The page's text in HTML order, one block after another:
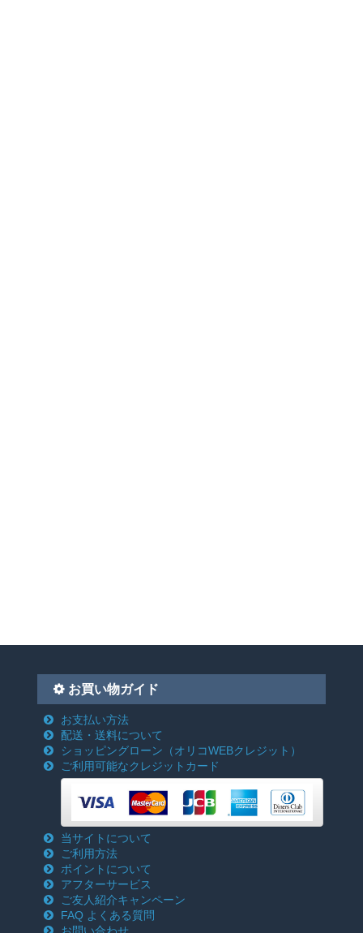
お買い物ガイド
お支払い方法
配送・送料について
ショッピングローン （オリコWEBクレジット）
ご利用可能なクレジットカード
当サイトについて
ご利用方法
ポイントについて
アフターサービス
ご友人紹介キャンペーン
FAQ よくある質問